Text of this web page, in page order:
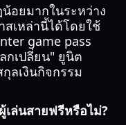
อยมากในระหว่าง
เหล่านี้ได้โดยใช้
game pass
เปลี่ยน" ยูนิต
ลเงินกิจกรรม
ล่นสายฟรีหรือไม่?